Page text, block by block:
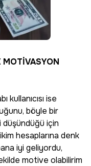
MOTİVASYON
kullanıcısı ise
böyle bir
için
hesaplarına denk
iyi geliyordu,
motive olabilirim